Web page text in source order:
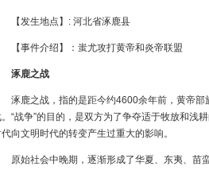
发生地点】: 河北省涿鹿县
事件介绍】：蚩尤攻打黄帝和炎帝联盟
涿鹿之战
鹿之战，指的是距今约4600余年前，黄帝部
“战争”的目的，是双方为了争夺适于牧放和浅
代向文明时代的转变产生过重大的影响。
原始社会中晚期，逐渐形成了华夏、东夷、苗